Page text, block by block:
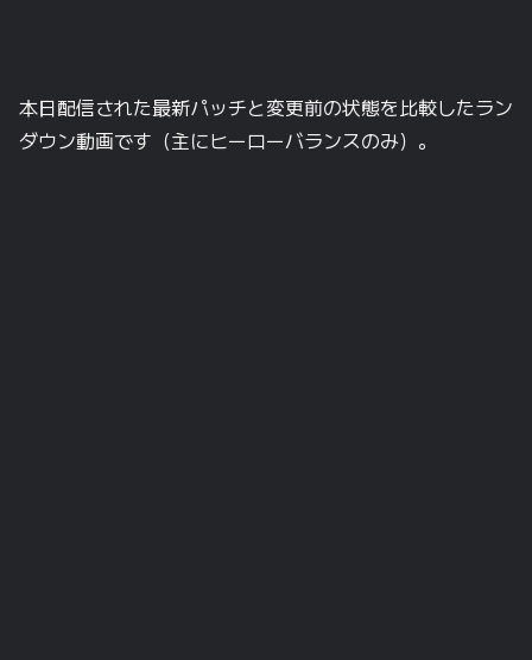
本日配信された最新パッチと変更前の状態を比較したラン
ダウン動画です（主にヒーローバランスのみ）。